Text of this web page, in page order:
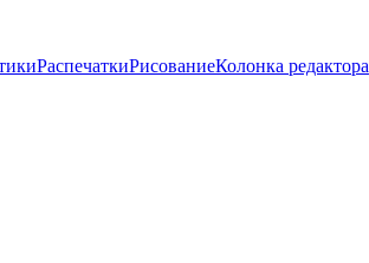
РаспечаткиРисованиеКолонка редактора